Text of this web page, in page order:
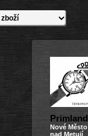
Primland
Nové Město
nad Metují